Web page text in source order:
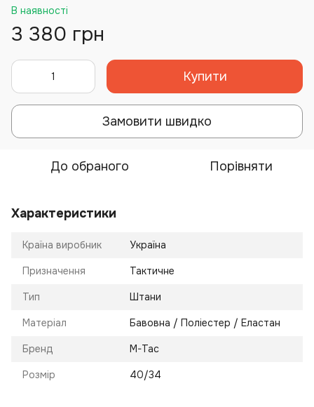
В наявності
3 380 грн
Купити
Замовити швидко
До обраного Порівняти
Характеристики
Країна виробник Україна
Призначення Тактичне
Тип Штани
Матеріал Бавовна / Поліестер / Еластан
Бренд M-Tac
Розмір 40/34